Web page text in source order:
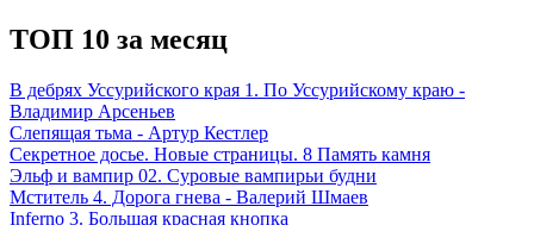
ТОП 10 за месяц
В дебрях Уссурийского края 1. По Уссурийскому краю -
Владимир Арсеньев
Слепящая тьма - Артур Кестлер
Секретное досье. Новые страницы. 8 Память камня
Эльф и вампир 02. Суровые вампирьи будни
Мститель 4. Дорога гнева - Валерий Шмаев
Inferno 3. Большая красная кнопка